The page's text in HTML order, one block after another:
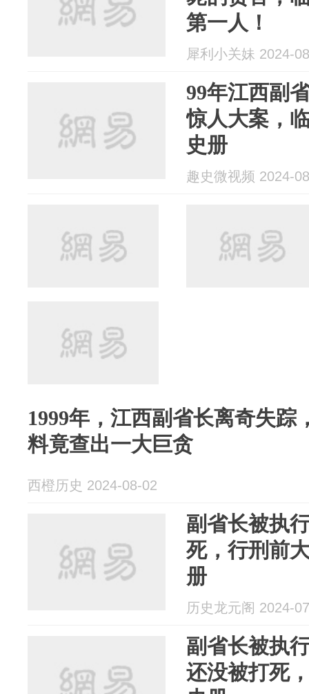
第一人！
犀利小关妹 2024-
99年江西副
惊人大案，
史册
趣史微视频 2024-
1999年，江西副省长离奇失踪
料竟查出一大巨贪
西橙历史 2024-08-02
副省长被执
死，行刑前
册
历史龙元阁 2024-
副省长被执
还没被打死